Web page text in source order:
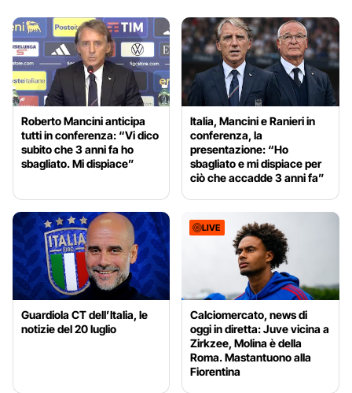
Roberto Mancini anticipa
tutti in conferenza: “Vi dico
subito che 3 anni fa ho
sbagliato. Mi dispiace”
Italia, Mancini e Ranieri in
conferenza, la
presentazione: “Ho
sbagliato e mi dispiace per
ciò che accadde 3 anni fa”
Guardiola CT dell’Italia, le
notizie del 20 luglio
LIVE
Calciomercato, news di
oggi in diretta: Juve vicina a
Zirkzee, Molina è della
Roma. Mastantuono alla
Fiorentina